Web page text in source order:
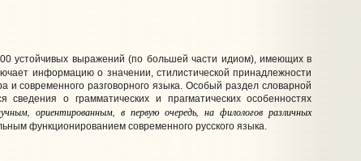
устойчивых выражений (по большей части идиом), имеющих в
информацию о значении, стилистической принадлежности
современного разговорного языка. Особый раздел словарной
о грамматических и прагматических особенностях
ориентированным, в первую очередь, на филологов различных
функционированием современного русского языка.